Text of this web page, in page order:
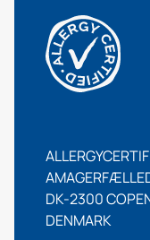
DK-2300
DENMARK